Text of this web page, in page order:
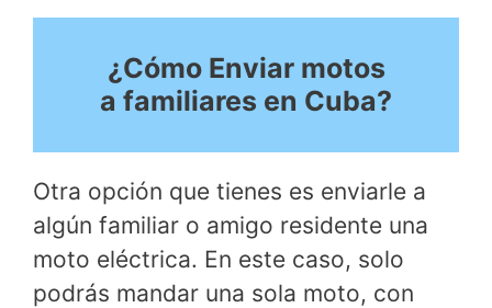
¿Cómo Enviar motos
a familiares en Cuba?
Otra opción que tienes es enviarle a
algún familiar o amigo residente una
moto eléctrica. En este caso, solo
podrás mandar una sola moto, con